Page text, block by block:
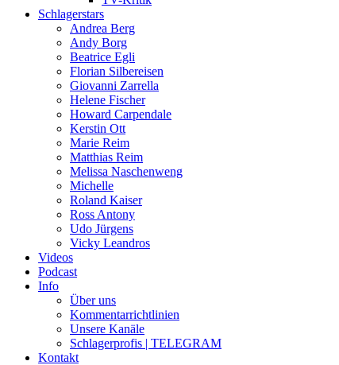
Schlagerstars
Andrea Berg
Andy Borg
Beatrice Egli
Florian Silbereisen
Giovanni Zarrella
Helene Fischer
Howard Carpendale
Kerstin Ott
Marie Reim
Matthias Reim
Melissa Naschenweng
Michelle
Roland Kaiser
Ross Antony
Udo Jürgens
Vicky Leandros
Videos
Podcast
Info
Über uns
Kommentarrichtlinien
Unsere Kanäle
Schlagerprofis | TELEGRAM
Kontakt